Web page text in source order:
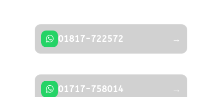
01817-722572 →
01717-758014 →